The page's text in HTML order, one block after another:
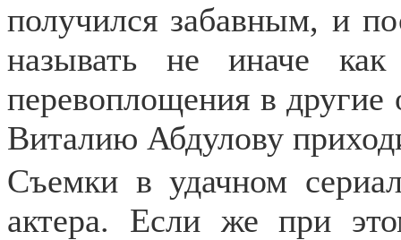
получился забавным, и
называть не иначе
перевоплощения в
Виталию Абдулову
Съемки в удачном
актера. Если же при